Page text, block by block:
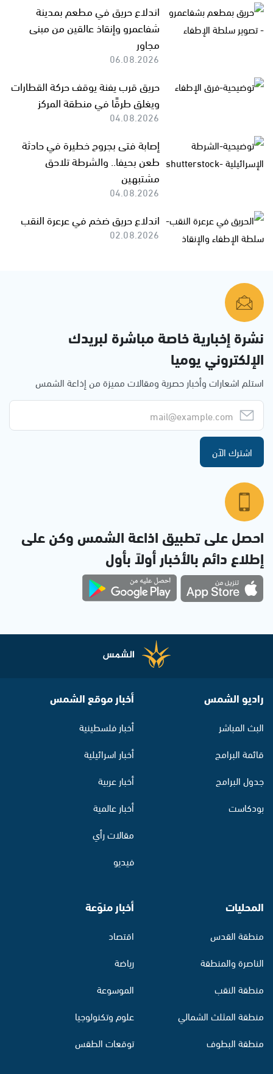
اندلاع حريق في مطعم بمدينة
شفاعمرو وإنقاذ عالقين من مبنى
مجاور
06.08.2026
حريق قرب يفنة يوقف حركة القطارات
ويغلق طرقًا في منطقة المركز
04.08.2026
إصابة فتى بجروح خطيرة في حادثة
طعن بحيفا.. والشرطة تلاحق
مشتبهين
04.08.2026
اندلاع حريق ضخم في عرعرة النقب
02.08.2026
نشرة إخبارية خاصة مباشرة لبريدك
الإلكتروني يوميا
استلم اشعارات وأخبار حصرية ومقالات مميزة من إذاعة الشمس
اشترك الآن
احصل على تطبيق اذاعة الشمس وكن على
إطلاع دائم بالأخبار أولاً بأول
راديو الشمس
البث المباشر
قائمة البرامج
جدول البرامج
بودكاست
أخبار موقع الشمس
أخبار فلسطينية
أخبار اسرائيلية
أخبار عربية
أخبار عالمية
مقالات رأي
فيديو
المحليات
منطقة القدس
الناصرة والمنطقة
منطقة النقب
منطقة المثلث الشمالي
منطقة البطوف
أخبار منوّعة
اقتصاد
رياضة
الموسوعة
علوم وتكنولوجيا
توقعات الطقس